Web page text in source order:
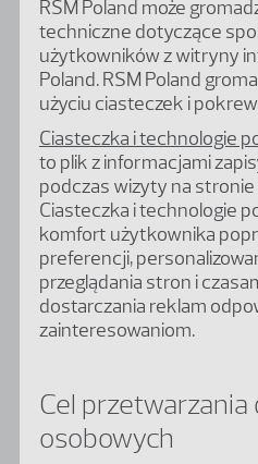
RSM Poland może
techniczne dotyczące
użytkowników z witryny
Poland. RSM Poland
użyciu ciasteczek i
Ciasteczka i technologie
to plik z informacjami
podczas wizyty na
Ciasteczka i technologie
komfort użytkownika
preferencji,
przeglądania stron i
dostarczania reklam
zainteresowaniom.
Cel przetwarzania
osobowych